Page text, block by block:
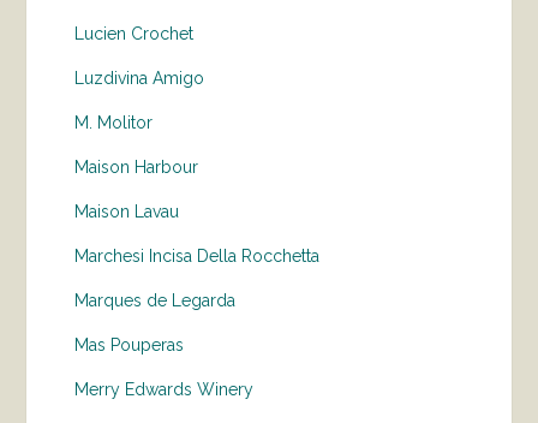
Lucien Crochet
Luzdivina Amigo
M. Molitor
Maison Harbour
Maison Lavau
Marchesi Incisa Della Rocchetta
Marques de Legarda
Mas Pouperas
Merry Edwards Winery